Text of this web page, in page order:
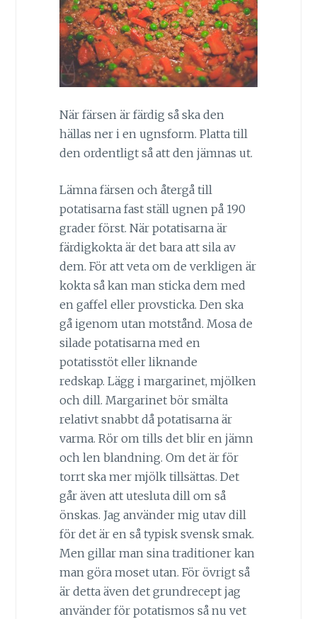
När färsen är färdig så ska den
hällas ner i en ugnsform. Platta till
den ordentligt så att den jämnas ut.
Lämna färsen och återgå till
potatisarna fast ställ ugnen på 190
grader först. När potatisarna är
färdigkokta är det bara att sila av
dem. För att veta om de verkligen är
kokta så kan man sticka dem med
en gaffel eller provsticka. Den ska
gå igenom utan motstånd. Mosa de
silade potatisarna med en
potatisstöt eller liknande
redskap. Lägg i margarinet, mjölken
och dill. Margarinet bör smälta
relativt snabbt då potatisarna är
varma. Rör om tills det blir en jämn
och len blandning. Om det är för
torrt ska mer mjölk tillsättas. Det
går även att utesluta dill om så
önskas. Jag använder mig utav dill
för det är en så typisk svensk smak.
Men gillar man sina traditioner kan
man göra moset utan. För övrigt så
är detta även det grundrecept jag
använder för potatismos så nu vet